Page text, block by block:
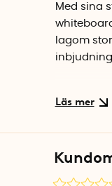
Med sina
lagom